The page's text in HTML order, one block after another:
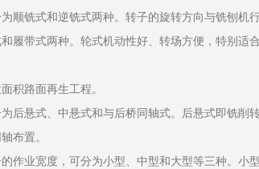
顺铣式和逆铣式两种。转子的旋转方向与铣刨
带式两种。轮式机动性好、转场方便，特别适
面积路面再生工程。
悬式、中悬式和与后桥同轴式。后悬式即铣削
同轴布置。
作业宽度，可分为小型、中型和大型等三种。小